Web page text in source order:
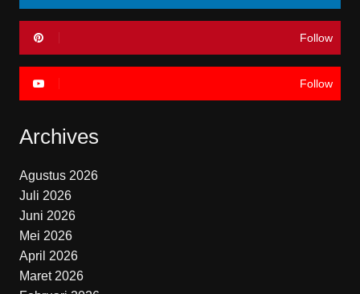
Follow
Follow
Archives
Agustus 2026
Juli 2026
Juni 2026
Mei 2026
April 2026
Maret 2026